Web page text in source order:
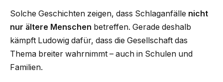
Solche Geschichten zeigen, dass Schlaganfälle nicht
nur ältere Menschen betreffen. Gerade deshalb
kämpft Ludowig dafür, dass die Gesellschaft das
Thema breiter wahrnimmt – auch in Schulen und
Familien.